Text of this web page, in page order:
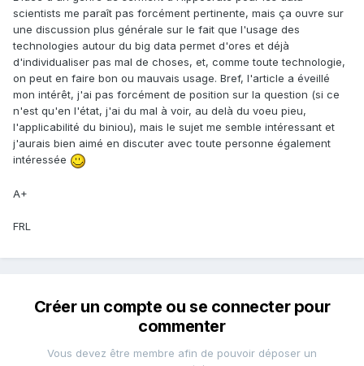
scientists me paraît pas forcément pertinente, mais ça ouvre sur
une discussion plus générale sur le fait que l'usage des
technologies autour du big data permet d'ores et déjà
d'individualiser pas mal de choses, et, comme toute technologie,
on peut en faire bon ou mauvais usage. Bref, l'article a éveillé
mon intérêt, j'ai pas forcément de position sur la question (si ce
n'est qu'en l'état, j'ai du mal à voir, au delà du voeu pieu,
l'applicabilité du biniou), mais le sujet me semble intéressant et
j'aurais bien aimé en discuter avec toute personne également
intéressée
A+
FRL
Créer un compte ou se connecter pour
commenter
Vous devez être membre afin de pouvoir déposer un